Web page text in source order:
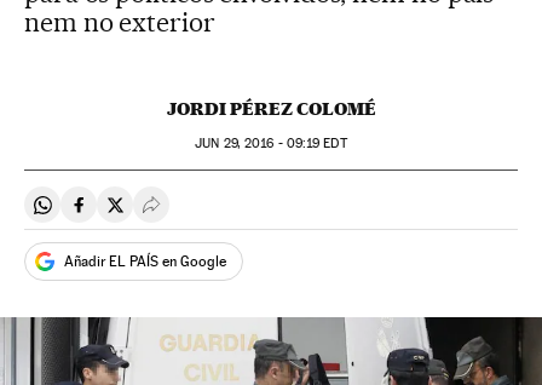
nem no exterior
JORDI PÉREZ COLOMÉ
JUN 29, 2016 - 09:19 EDT
Compartir en Whatsapp
Compartir en Facebook
Compartir en Twitter
Desplegar Redes Sociales
Añadir EL PAÍS en Google